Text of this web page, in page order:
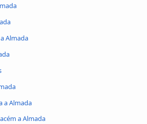
Almada
a Almada
a Almada